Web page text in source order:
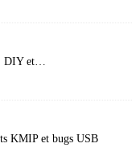
DIY et…
KMIP et bugs USB